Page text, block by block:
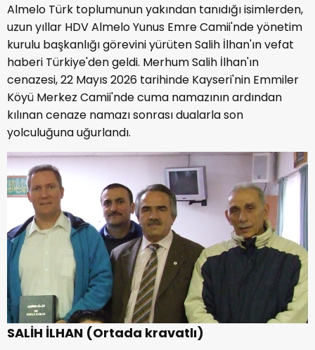
Almelo Türk toplumunun yakından tanıdığı isimlerden,
uzun yıllar HDV Almelo Yunus Emre Camii'nde yönetim
kurulu başkanlığı görevini yürüten Salih İlhan'ın vefat
haberi Türkiye'den geldi. Merhum Salih İlhan'ın
cenazesi, 22 Mayıs 2026 tarihinde Kayseri'nin Emmiler
Köyü Merkez Camii'nde cuma namazının ardından
kılınan cenaze namazı sonrası dualarla son
yolculuğuna uğurlandı.
SALİH İLHAN (Ortada kravatlı)